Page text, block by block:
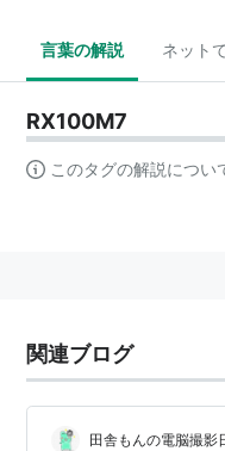
言葉の解説 ネット
RX100M7
このタグの解説につい
関連ブログ
田舎もんの電脳撮影